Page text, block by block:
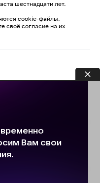
шестнадцати лет.
cookie-файлы.
своё согласие на их